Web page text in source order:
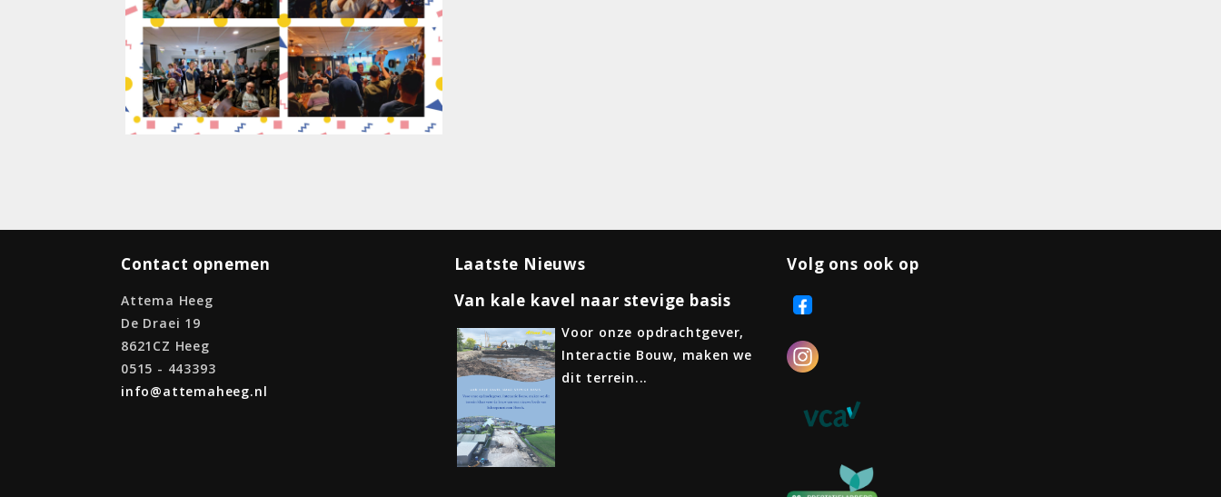
Contact opnemen
Attema Heeg
De Draei 19
8621CZ Heeg
0515 - 443393
info@attemaheeg.nl
Laatste Nieuws
Van kale kavel naar stevige basis
Voor onze opdrachtgever,
Interactie Bouw, maken we
dit terrein...
Volg ons ook op